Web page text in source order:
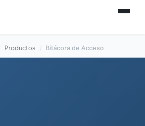
Productos Bitácora de Acceso